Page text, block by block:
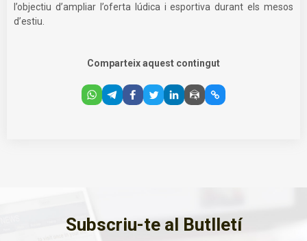
l’objectiu d’ampliar l’oferta lúdica i esportiva durant els mesos
d’estiu.
Comparteix aquest contingut
Subscriu-te al Butlletí